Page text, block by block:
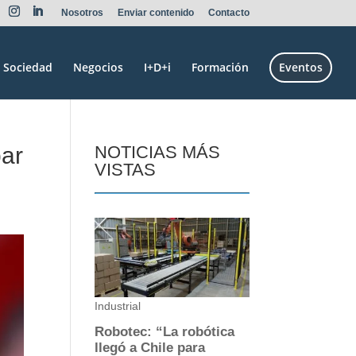
Nosotros Enviar contenido Contacto
Sociedad Negocios I+D+i Formación Eventos
NOTICIAS MÁS
VISTAS